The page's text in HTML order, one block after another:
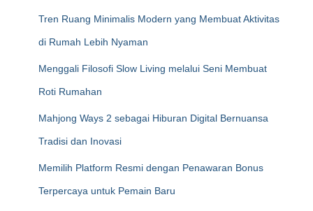
Tren Ruang Minimalis Modern yang Membuat Aktivitas
di Rumah Lebih Nyaman
Menggali Filosofi Slow Living melalui Seni Membuat
Roti Rumahan
Mahjong Ways 2 sebagai Hiburan Digital Bernuansa
Tradisi dan Inovasi
Memilih Platform Resmi dengan Penawaran Bonus
Terpercaya untuk Pemain Baru